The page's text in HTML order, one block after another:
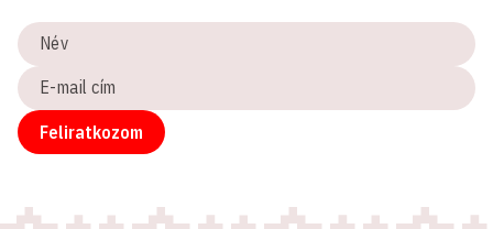
Név
E-
mail
cím
Feliratkozom